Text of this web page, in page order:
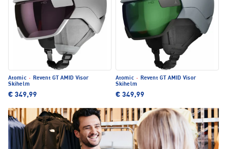
Atomic ·
Revent GT AMID Visor
Skihelm
€ 349,99
Atomic ·
Revent GT AMID Visor
Skihelm
€ 349,99